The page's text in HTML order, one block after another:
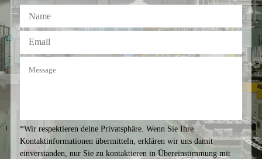
*Wir respektieren deine Privatsphäre. Wenn Sie Ihre
Kontaktinformationen übermitteln, erklären wir uns damit
einverstanden, nur Sie zu kontaktieren in Übereinstimmung mit